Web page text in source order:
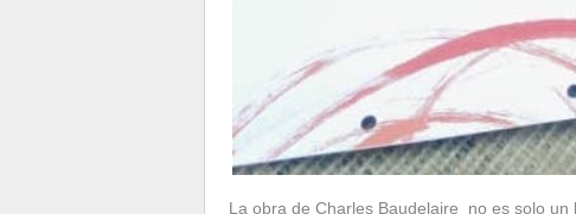
La obra de Charles Baudelaire no es solo